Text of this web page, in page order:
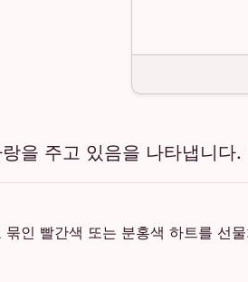
을 주고 있음을 나타냅니
묶인 빨간색 또는 분홍색 하트를 선